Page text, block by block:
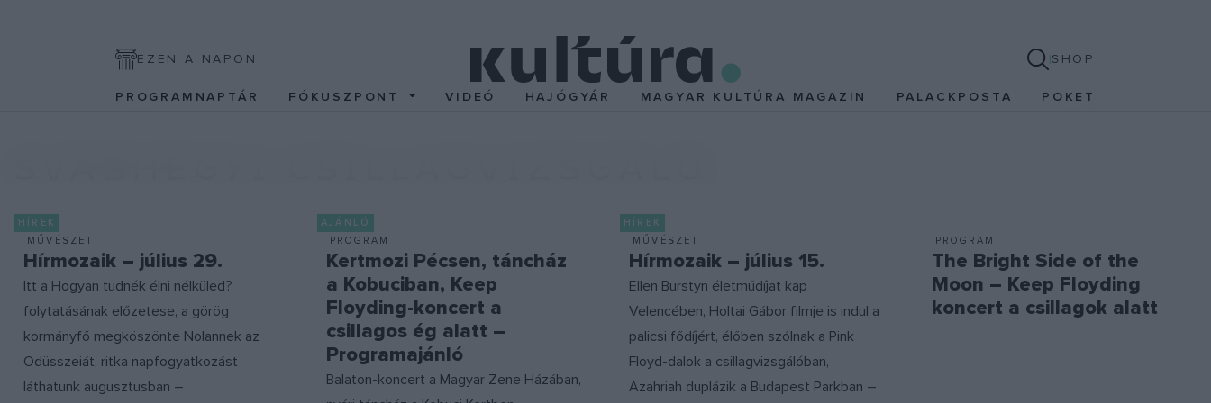
EZEN A NAPON SHOP
PROGRAMNAPTÁR FÓKUSZPONT VIDEÓ HAJÓGYÁR MAGYAR KULTÚRA MAGAZIN PALACKPOSTA POKET
HÍREK
MŰVÉSZET
Hírmozaik – július 29.
Itt a Hogyan tudnék élni nélküled?
folytatásának előzetese, a görög
kormányfő megköszönte Nolannek az
Odüsszeiát, ritka napfogyatkozást
láthatunk augusztusban –
AJÁNLÓ
PROGRAM
Kertmozi Pécsen, táncház
a Kobuciban, Keep
Floyding-koncert a
csillagos ég alatt –
Programajánló
Balaton-koncert a Magyar Zene Házában,
HÍREK
MŰVÉSZET
Hírmozaik – július 15.
Ellen Burstyn életműdíjat kap
Velencében, Holtai Gábor filmje is indul a
palicsi fődíjért, élőben szólnak a Pink
Floyd-dalok a csillagvizsgálóban,
Azahriah duplázik a Budapest Parkban –
PROGRAM
The Bright Side of the
Moon – Keep Floyding
koncert a csillagok alatt